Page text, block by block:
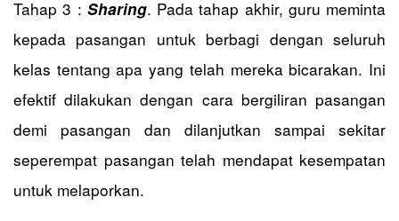
Tahap 3 : Sharing. Pada tahap akhir, guru meminta
kepada pasangan untuk berbagi dengan seluruh
kelas tentang apa yang telah mereka bicarakan. Ini
efektif dilakukan dengan cara bergiliran pasangan
demi pasangan dan dilanjutkan sampai sekitar
seperempat pasangan telah mendapat kesempatan
untuk melaporkan.